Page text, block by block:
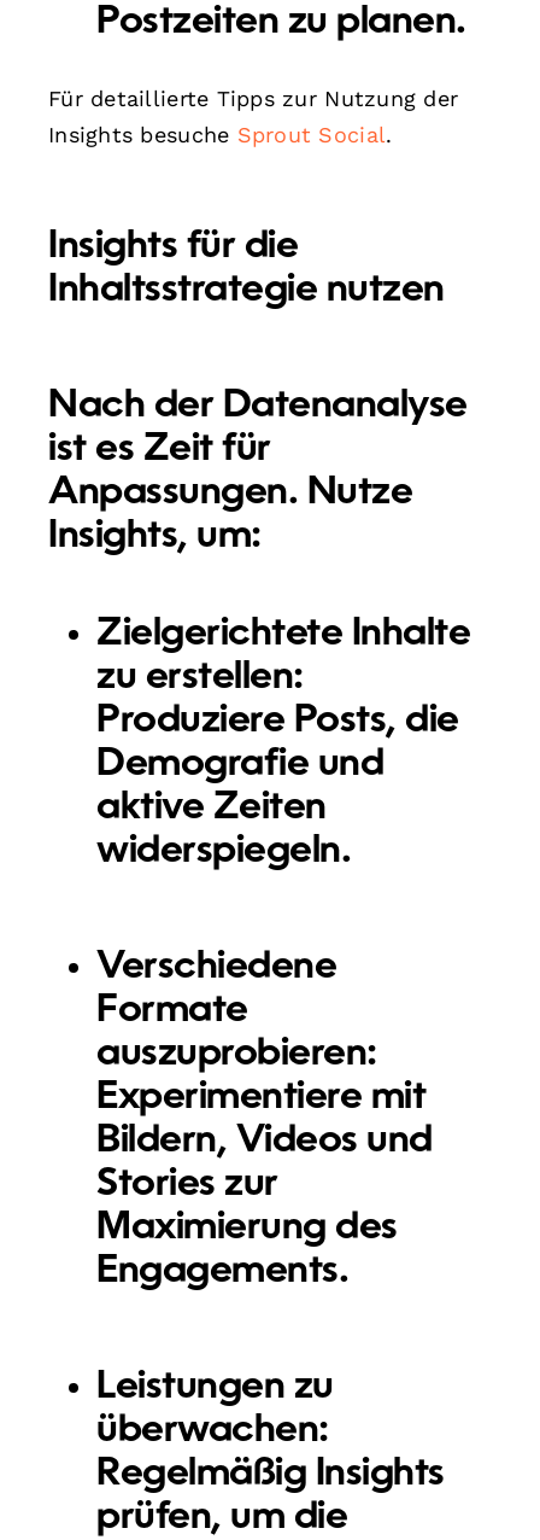
Postzeiten zu planen.
Für detaillierte Tipps zur Nutzung der
Insights besuche Sprout Social.
Insights für die
Inhaltsstrategie nutzen
Nach der Datenanalyse
ist es Zeit für
Anpassungen. Nutze
Insights, um:
Zielgerichtete Inhalte
zu erstellen:
Produziere Posts, die
Demografie und
aktive Zeiten
widerspiegeln.
Verschiedene
Formate
auszuprobieren:
Experimentiere mit
Bildern, Videos und
Stories zur
Maximierung des
Engagements.
Leistungen zu
überwachen:
Regelmäßig Insights
prüfen, um die